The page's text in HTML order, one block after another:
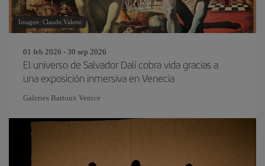
Imagen: Claude Valette
01 feb 2026 - 30 sep 2026
El universo de Salvador Dalí cobra vida gracias a
una exposición inmersiva en Venecia
Galeries Bartoux Venice